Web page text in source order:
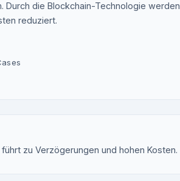
Durch die Blockchain-Technologie werden
reduziert.
zu Verzögerungen und hohen Kosten.